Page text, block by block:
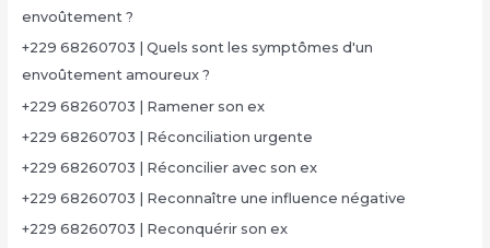
envoûtement ?
+229 68260703 | Quels sont les symptômes d'un
envoûtement amoureux ?
+229 68260703 | Ramener son ex
+229 68260703 | Réconciliation urgente
+229 68260703 | Réconcilier avec son ex
+229 68260703 | Reconnaître une influence négative
+229 68260703 | Reconquérir son ex